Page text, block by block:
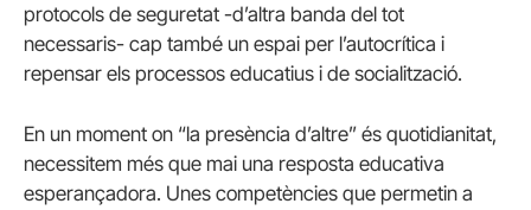
protocols de seguretat -d’altra banda del tot
necessaris- cap també un espai per l’autocrítica i
repensar els processos educatius i de socialització.
En un moment on “la presència d’altre” és quotidianitat,
necessitem més que mai una resposta educativa
esperançadora. Unes competències que permetin a